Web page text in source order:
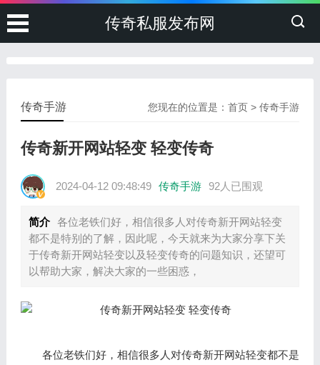
传奇私服发布网
您现在的位置是：首页 >传奇手游
传奇手游
传奇新开网站轻变 轻变传奇
2024-04-12 09:48:49 传奇手游 92人已围观
简介 各位老铁们好，相信很多人对传奇新开网站轻变
都不是特别的了解，因此呢，今天就来为大家分享下关
于传奇新开网站轻变以及轻变传奇的问题知识，还望可
以帮助大家，解决大家的一些困惑，
各位老铁们好，相信很多人对传奇新开网站轻变都不是